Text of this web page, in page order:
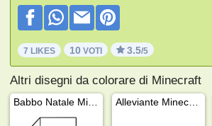
7 LIKES 10 VOTI 3.5/5
Altri disegni da colorare di Minecraft